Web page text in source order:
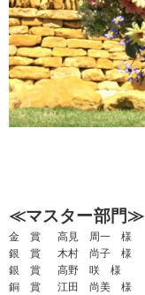
≪マスター部門≫
金 賞 高見 周一 様
銀 賞 木村 尚子 様
銀 賞 高野 咲 様
銅 賞 江田 尚美 様